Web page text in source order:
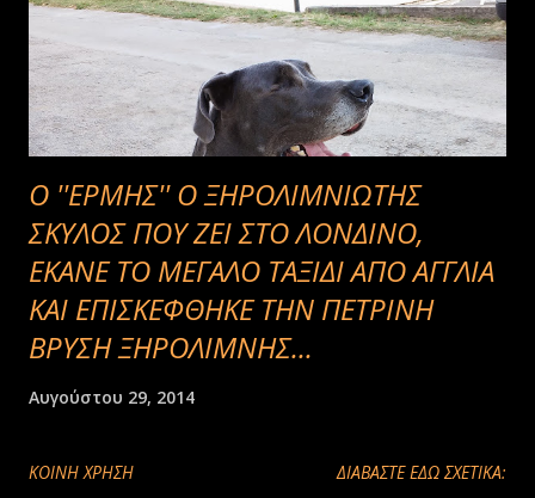
Ο ''ΕΡΜΗΣ'' Ο ΞΗΡΟΛΙΜΝΙΩΤΗΣ
ΣΚΥΛΟΣ ΠΟΥ ΖΕΙ ΣΤΟ ΛΟΝΔΙΝΟ,
ΕΚΑΝΕ ΤΟ ΜΕΓΑΛΟ ΤΑΞΙΔΙ ΑΠΟ ΑΓΓΛΙΑ
ΚΑΙ ΕΠΙΣΚΕΦΘΗΚΕ ΤΗΝ ΠΕΤΡΙΝΗ
ΒΡΥΣΗ ΞΗΡΟΛΙΜΝΗΣ...
Αυγούστου 29, 2014
ΚΟΙΝΉ ΧΡΉΣΗ ΔΙΑΒΑΣΤΕ ΕΔΩ ΣΧΕΤΙΚΑ: